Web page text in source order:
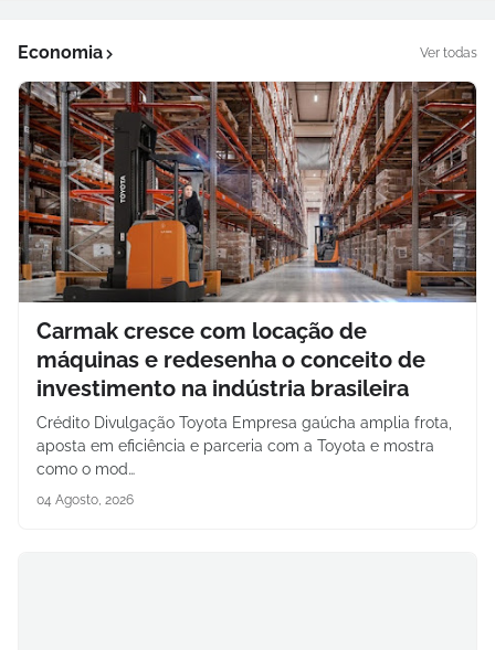
Economia Ver todas
Carmak cresce com locação de
máquinas e redesenha o conceito de
investimento na indústria brasileira
Crédito Divulgação Toyota Empresa gaúcha amplia frota,
aposta em eficiência e parceria com a Toyota e mostra
como o mod…
04 Agosto, 2026